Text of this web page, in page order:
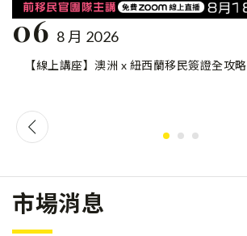
06 8 月 2026
【線上講座】澳洲 x 紐西蘭移民簽證全攻略
市場消息